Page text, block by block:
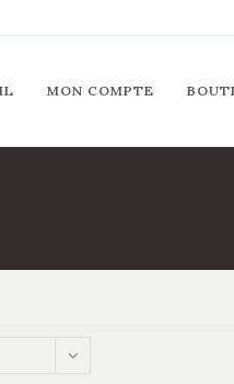
MON COMPTE